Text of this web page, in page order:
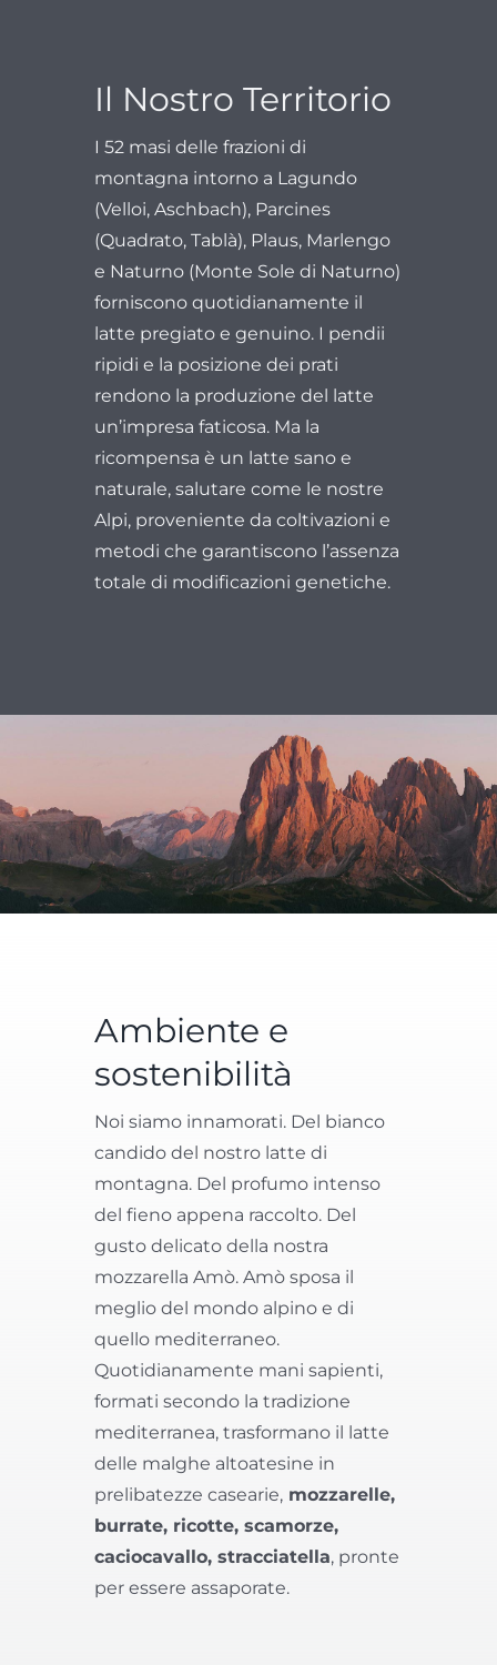
Il Nostro Territorio
I 52 masi delle frazioni di
montagna intorno a Lagundo
(Velloi, Aschbach), Parcines
(Quadrato, Tablà), Plaus, Marlengo
e Naturno (Monte Sole di Naturno)
forniscono quotidianamente il
latte pregiato e genuino. I pendii
ripidi e la posizione dei prati
rendono la produzione del latte
un’impresa faticosa. Ma la
ricompensa è un latte sano e
naturale, salutare come le nostre
Alpi, proveniente da coltivazioni e
metodi che garantiscono l’assenza
totale di modificazioni genetiche.
Ambiente e
sostenibilità
Noi siamo innamorati. Del bianco
candido del nostro latte di
montagna. Del profumo intenso
del fieno appena raccolto. Del
gusto delicato della nostra
mozzarella Amò. Amò sposa il
meglio del mondo alpino e di
quello mediterraneo.
Quotidianamente mani sapienti,
formati secondo la tradizione
mediterranea, trasformano il latte
delle malghe altoatesine in
prelibatezze casearie, mozzarelle,
burrate, ricotte, scamorze,
caciocavallo, stracciatella, pronte
per essere assaporate.